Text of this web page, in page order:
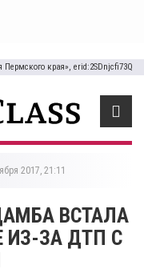
края», erid:2SDnjcfi73Q
2017, 21:11
ВСТАЛА
ИЗ-ЗА ДТП С